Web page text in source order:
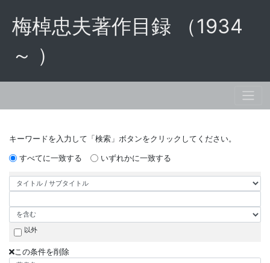
梅棹忠夫著作目録 （1934
～ ）
キーワードを入力して「検索」ボタンをクリックしてください。
すべてに一致する
いずれかに一致する
以外
この条件を削除